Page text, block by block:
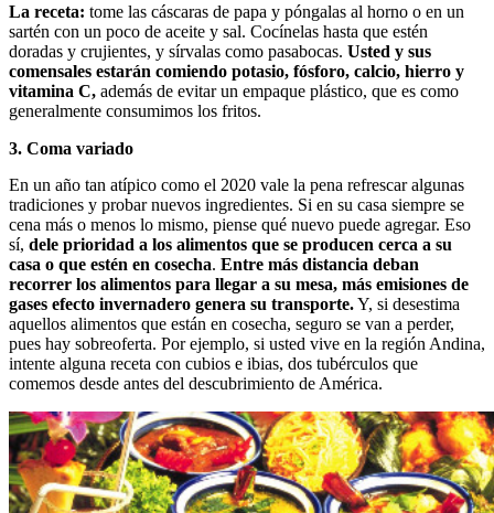
La receta: tome las cáscaras de papa y póngalas al horno o en un
sartén con un poco de aceite y sal. Cocínelas hasta que estén
doradas y crujientes, y sírvalas como pasabocas. Usted y sus
comensales estarán comiendo potasio, fósforo, calcio, hierro y
vitamina C, además de evitar un empaque plástico, que es como
generalmente consumimos los fritos.
3. Coma variado
En un año tan atípico como el 2020 vale la pena refrescar algunas
tradiciones y probar nuevos ingredientes. Si en su casa siempre se
cena más o menos lo mismo, piense qué nuevo puede agregar. Eso
sí, dele prioridad a los alimentos que se producen cerca a su
casa o que estén en cosecha. Entre más distancia deban
recorrer los alimentos para llegar a su mesa, más emisiones de
gases efecto invernadero genera su transporte.Y, si desestima
aquellos alimentos que están en cosecha, seguro se van a perder,
pues hay sobreoferta. Por ejemplo, si usted vive en la región Andina,
intente alguna receta con cubios e ibias, dos tubérculos que
comemos desde antes del descubrimiento de América.